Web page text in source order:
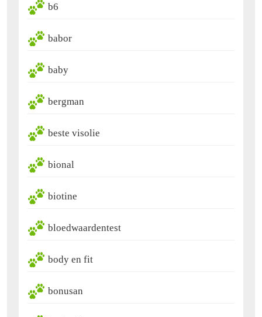
b6
babor
baby
bergman
beste visolie
bional
biotine
bloedwaardentest
body en fit
bonusan